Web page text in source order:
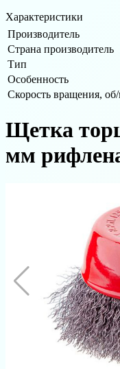
Характеристики
Производитель
Страна производитель
Тип
Особенность
Скорость вращения,
Щетка
мм